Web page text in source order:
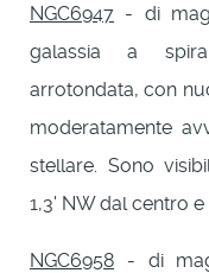
NGC6947 - di
galassia a
arrotondata, con
moderatamente
stellare. Sono
1,3' NW dal centro e
NGC6958 - di